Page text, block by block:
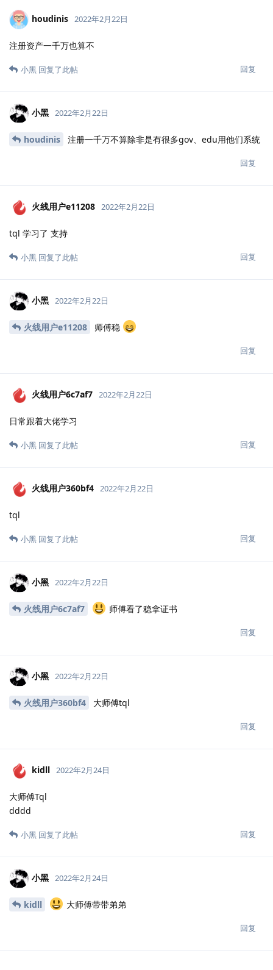
houdinis 2022年2月22日
注册资产一千万也算不
回复
小黑 回复了此帖
小黑 2022年2月22日
houdinis 注册一千万不算除非是有很多gov、edu用他们系统
回复
火线用户e11208 2022年2月22日
tql 学习了 支持
回复
小黑 回复了此帖
小黑 2022年2月22日
火线用户e11208 师傅稳
回复
火线用户6c7af7 2022年2月22日
日常跟着大佬学习
回复
小黑 回复了此帖
火线用户360bf4 2022年2月22日
tql
回复
小黑 回复了此帖
小黑 2022年2月22日
火线用户6c7af7 师傅看了稳拿证书
回复
小黑 2022年2月22日
火线用户360bf4 大师傅tql
回复
kidll 2022年2月24日
大师傅Tql
dddd
回复
小黑 回复了此帖
小黑 2022年2月24日
kidll 大师傅带带弟弟
回复